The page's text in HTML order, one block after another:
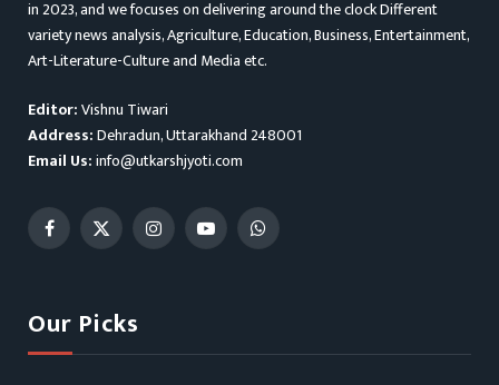
in 2023, and we focuses on delivering around the clock Different
variety news analysis, Agriculture, Education, Business, Entertainment,
Art-Literature-Culture and Media etc.
Editor:Vishnu Tiwari
Address:Dehradun, Uttarakhand 248001
Email Us:info@utkarshjyoti.com
Facebook
X
InstagramYouTubeWhatsApp
Our Picks